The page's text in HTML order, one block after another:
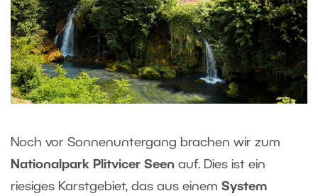
Noch vor Sonnenuntergang brachen wir zum
Nationalpark Plitvicer Seen auf. Dies ist ein
riesiges Karstgebiet, das aus einem System